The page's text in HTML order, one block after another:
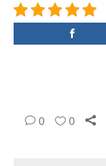
0 0